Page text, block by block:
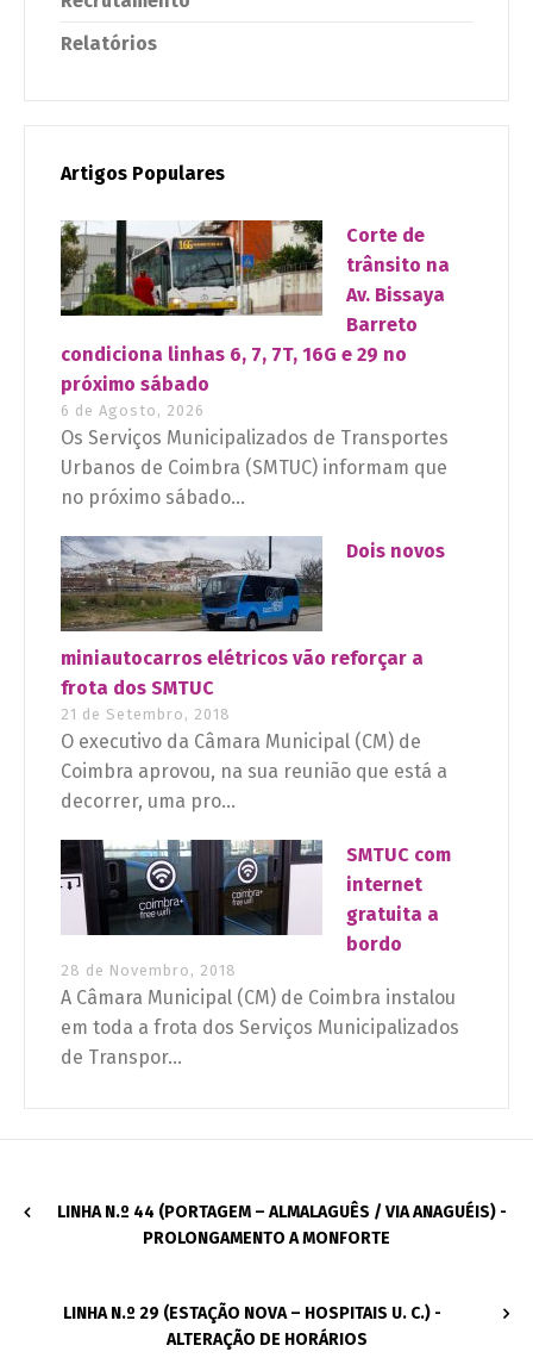
Relatórios
Artigos Populares
Corte de
trânsito na
Av. Bissaya
Barreto
condiciona linhas 6, 7, 7T, 16G e 29 no
próximo sábado
6 de Agosto, 2026
Os Serviços Municipalizados de Transportes
Urbanos de Coimbra (SMTUC) informam que
no próximo sábado...
Dois novos
miniautocarros elétricos vão reforçar a
frota dos SMTUC
21 de Setembro, 2018
O executivo da Câmara Municipal (CM) de
Coimbra aprovou, na sua reunião que está a
decorrer, uma pro...
SMTUC com
internet
gratuita a
bordo
28 de Novembro, 2018
A Câmara Municipal (CM) de Coimbra instalou
em toda a frota dos Serviços Municipalizados
de Transpor...
LINHA N.º 44 (PORTAGEM – ALMALAGUÊS / VIA ANAGUÉIS) -
PROLONGAMENTO A MONFORTE
LINHA N.º 29 (ESTAÇÃO NOVA – HOSPITAIS U. C.) -
ALTERAÇÃO DE HORÁRIOS